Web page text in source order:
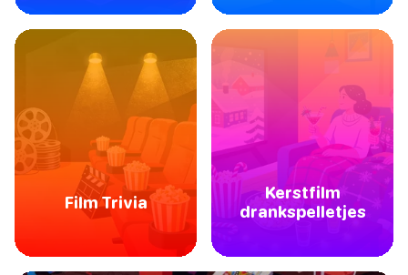
Film Trivia
Kerstfilm
drankspelletjes